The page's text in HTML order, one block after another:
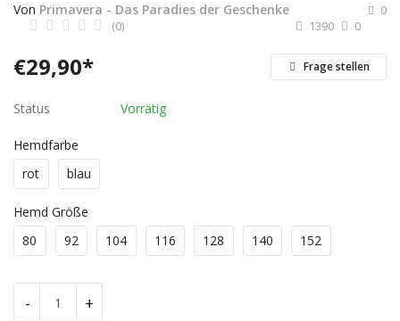
Kontakt
Blog
Was ist PanterZONE?
Anmeldung
Registrieren
Standort
Von Primavera - Das Paradies der Geschenke
0
(0)
0
1390
€29,90* Frage stellen
Status Vorrätig
Hemdfarbe
rot
blau
Hemd Größe
80
92 104 116 128 140 152
- +